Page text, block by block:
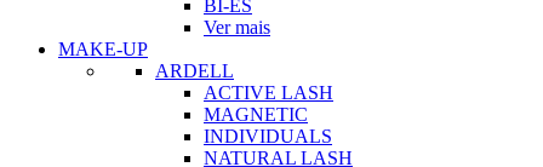
BI-ES
Ver mais
MAKE-UP
ARDELL
ACTIVE LASH
MAGNETIC
INDIVIDUALS
NATURAL LASH